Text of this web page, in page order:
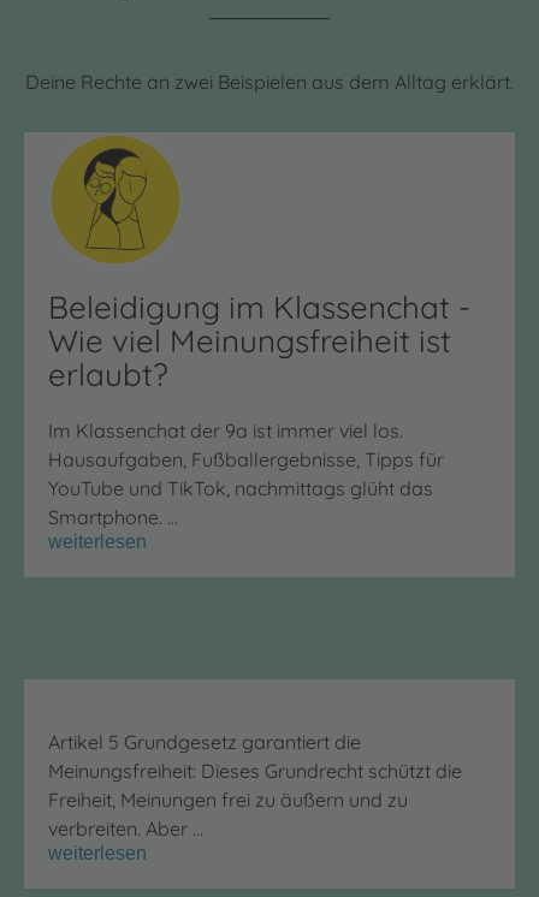
Deine Rechte an zwei Beispielen aus dem Alltag erklärt.
Beleidigung im Klassenchat -
Wie viel Meinungsfreiheit ist
erlaubt?
Im Klassenchat der 9a ist immer viel los.
Hausaufgaben, Fußballergebnisse, Tipps für
YouTube und TikTok, nachmittags glüht das
Smartphone. …
weiterlesen
Artikel 5 Grundgesetz garantiert die
Meinungsfreiheit: Dieses Grundrecht schützt die
Freiheit, Meinungen frei zu äußern und zu
verbreiten. Aber …
weiterlesen